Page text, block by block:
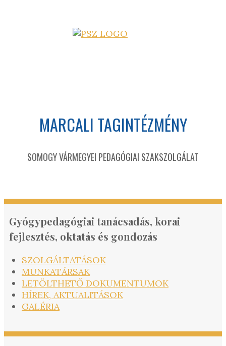
MARCALI TAGINTÉZMÉNY
SOMOGY VÁRMEGYEI PEDAGÓGIAI SZAKSZOLGÁLAT
Gyógypedagógiai tanácsadás, korai
fejlesztés, oktatás és gondozás
SZOLGÁLTATÁSOK
MUNKATÁRSAK
LETÖLTHETŐ DOKUMENTUMOK
HÍREK, AKTUALITÁSOK
GALÉRIA